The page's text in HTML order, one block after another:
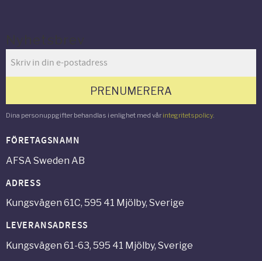
PRENUMERERA
Dina personuppgifter behandlas i enlighet med vår integritetspolicy.
FÖRETAGSNAMN
AFSA Sweden AB
ADRESS
Kungsvägen 61C, 595 41 Mjölby, Sverige
LEVERANSADRESS
Kungsvägen 61-63, 595 41 Mjölby, Sverige